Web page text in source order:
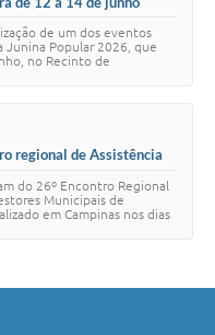
de um dos eventos
Junina Popular 2026, que
no Recinto de
regional de Assistência
do 26º Encontro Regional
Municipais de
em Campinas nos dias